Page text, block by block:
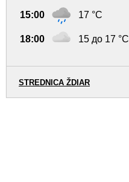
15:00 17 °C
18:00 15 до 17 °C
STREDNICA ŽDIAR